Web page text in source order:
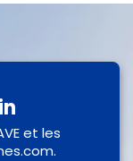
et les